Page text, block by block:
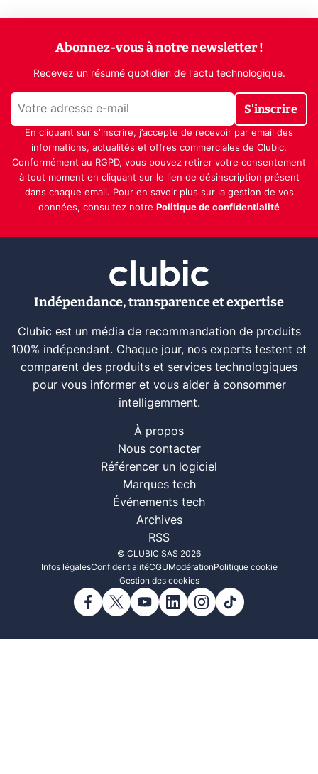
Abonnez-vous à notre newsletter !
Recevez un résumé quotidien de l'actu technologique.
S'inscrire
En cliquant sur s'inscrire, j’accepte de recevoir par email des
informations, actualités et offres commerciales de Clubic.
Conformément au RGPD, vous pouvez retirer votre consentement
à tout moment en cliquant sur le lien de désinscription présent
dans chaque email. Pour en savoir plus sur la gestion de vos
données, consultez notre Politique de confidentialité
Indépendance, transparence et expertise
Clubic est un média de recommandation de produits
100% indépendant. Chaque jour, nos experts testent et
comparent des produits et services technologiques
pour vous informer et vous aider à consommer
intelligemment.
À propos
Nous contacter
Référencer un logiciel
Marques tech
Événements tech
Archives
RSS
© CLUBIC SAS 2026
Infos légalesConfidentialitéCGUModérationPolitique cookie
Gestion des cookies